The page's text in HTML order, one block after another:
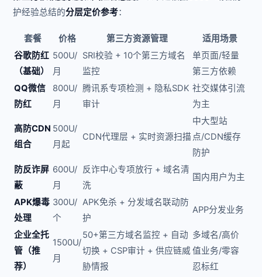
护经验总结的分层定价参考：
套餐 价格 第三方资源管理
适用场景
谷歌防红
（基础）
500U/
月
SRI校验 + 10个第三方域名
监控
单页面/轻量
第三方依赖
QQ微信
防红
800U/
月
腾讯系专项检测 + 隐私SDK
审计
社交媒体引流
为主
高防CDN
组合
500U/
月起
CDN代理层 + 实时资源扫描
中大型站
点/CDN缓存
防护
防反诈屏
蔽
600U/
月
反诈中心专项放行 + 域名清
洗
国内用户为主
APK爆毒
处理
300U/
个
APK免杀 + 分发域名联动防
护
APP分发业务
企业全托
管（推
荐）
1500U/
月
50+第三方域名监控 + 自动
切换 + CSP审计 + 供应链威
胁情报
多域名/高价
值业务/零容
忍标红